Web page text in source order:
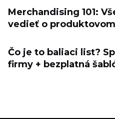
Merchandising 101:
vedieť o
Čo je to baliaci list?
firmy + bezplatná